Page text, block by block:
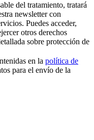
del tratamiento, tratará
newsletter con
Puedes acceder,
otros derechos
sobre protección de
en la política de
para el envío de la